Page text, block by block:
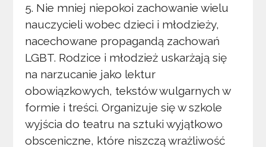
5. Nie mniej niepokoi zachowanie wielu
nauczycieli wobec dzieci i młodzieży,
nacechowane propagandą zachowań
LGBT. Rodzice i młodzież uskarżają się
na narzucanie jako lektur
obowiązkowych, tekstów wulgarnych w
formie i treści. Organizuje się w szkole
wyjścia do teatru na sztuki wyjątkowo
obsceniczne, które niszczą wrażliwość